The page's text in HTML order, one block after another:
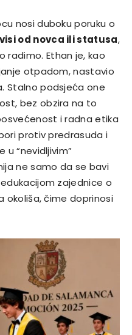
nosi duboku poruku o
od novca ili statusa,
radimo. Ethan je, kao
otpadom, nastavio
Stalno podsjeća one
bez obzira na to
i radna etika
protiv predrasuda i
“nevidljivim”
ne samo da se bavi
zajednice o
okoliša, čime doprinosi